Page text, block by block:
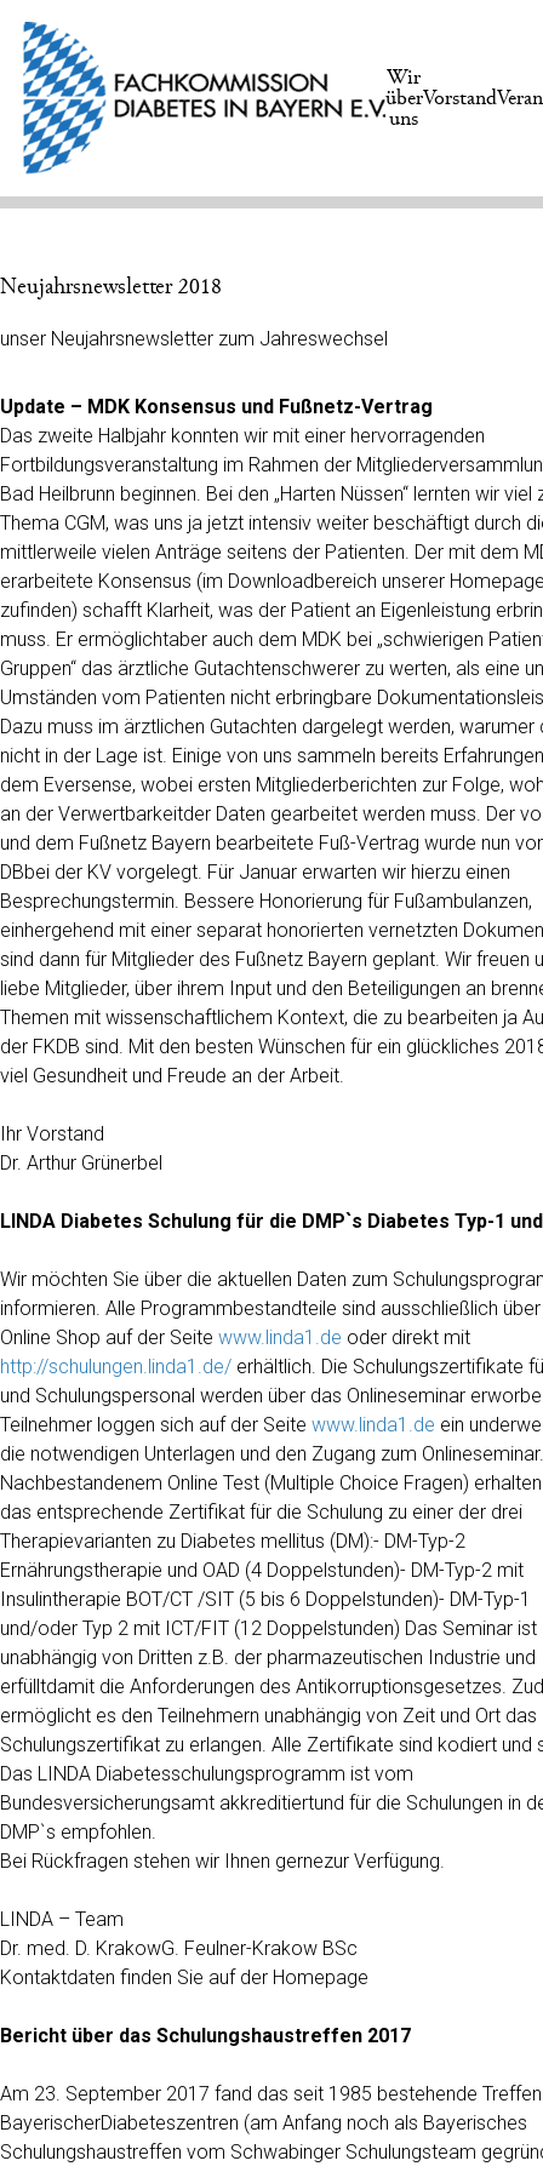
Wir
über
uns
Vorstand
Neujahrsnewsletter 2018
unser Neujahrsnewsletter zum Jahreswechsel
Update – MDK Konsensus und Fußnetz-Vertrag
Das zweite Halbjahr konnten wir mit einer hervorragenden
Fortbildungsveranstaltung im Rahmen der
Bad Heilbrunn beginnen. Bei den „Harten Nüssen“ lernten wir viel
Thema CGM, was uns ja jetzt intensiv weiter beschäftigt durch
mittlerweile vielen Anträge seitens der Patienten. Der mit dem
erarbeitete Konsensus (im Downloadbereich unserer
zufinden) schafft Klarheit, was der Patient an Eigenleistung
muss. Er ermöglichtaber auch dem MDK bei „schwierigen
Gruppen“ das ärztliche Gutachtenschwerer zu werten, als eine
Umständen vom Patienten nicht erbringbare
Dazu muss im ärztlichen Gutachten dargelegt werden, warumer
nicht in der Lage ist. Einige von uns sammeln bereits
dem Eversense, wobei ersten Mitgliederberichten zur Folge,
an der Verwertbarkeitder Daten gearbeitet werden muss. Der
und dem Fußnetz Bayern bearbeitete Fuß-Vertrag wurde nun
DBbei der KV vorgelegt. Für Januar erwarten wir hierzu einen
Besprechungstermin. Bessere Honorierung für Fußambulanzen,
einhergehend mit einer separat honorierten vernetzten
sind dann für Mitglieder des Fußnetz Bayern geplant. Wir freuen
liebe Mitglieder, über ihrem Input und den Beteiligungen an
Themen mit wissenschaftlichem Kontext, die zu bearbeiten ja
der FKDB sind. Mit den besten Wünschen für ein glückliches
viel Gesundheit und Freude an der Arbeit.
Ihr Vorstand
Dr. Arthur Grünerbel
LINDA Diabetes Schulung für die DMP`s Diabetes Typ-1
Wir möchten Sie über die aktuellen Daten zum
informieren. Alle Programmbestandteile sind ausschließlich
Online Shop auf der Seite www.linda1.de oder direkt mit
http://schulungen.linda1.de/ erhältlich. Die Schulungszertifikate
und Schulungspersonal werden über das Onlineseminar
Teilnehmer loggen sich auf der Seite www.linda1.de ein
die notwendigen Unterlagen und den Zugang zum Onlineseminar.
Nachbestandenem Online Test (Multiple Choice Fragen)
das entsprechende Zertifikat für die Schulung zu einer der drei
Therapievarianten zu Diabetes mellitus (DM):- DM-Typ-2
Ernährungstherapie und OAD (4 Doppelstunden)- DM-Typ-2 mit
Insulintherapie BOT/CT /SIT (5 bis 6 Doppelstunden)- DM-Typ-1
und/oder Typ 2 mit ICT/FIT (12 Doppelstunden) Das Seminar ist
unabhängig von Dritten z.B. der pharmazeutischen Industrie und
erfülltdamit die Anforderungen des Antikorruptionsgesetzes.
ermöglicht es den Teilnehmern unabhängig von Zeit und Ort das
Schulungszertifikat zu erlangen. Alle Zertifikate sind kodiert und
Das LINDA Diabetesschulungsprogramm ist vom
Bundesversicherungsamt akkreditiertund für die Schulungen in
DMP`s empfohlen.
Bei Rückfragen stehen wir Ihnen gernezur Verfügung.
LINDA – Team
Dr. med. D. KrakowG. Feulner-Krakow BSc
Kontaktdaten finden Sie auf der Homepage
Bericht über das Schulungshaustreffen 2017
Am 23. September 2017 fand das seit 1985 bestehende Treffen
BayerischerDiabeteszentren (am Anfang noch als Bayerisches
Schulungshaustreffen vom Schwabinger Schulungsteam